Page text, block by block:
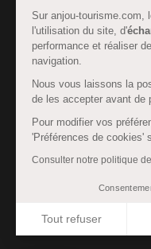
Sur anjou-tourisme.com,
l'utilisation du site, d'
performance et réaliser
navigation.
Nous vous laissons la
de les accepter avant de
Pour modifier vos
'Préférences de cookies'
Consulter notre politique
Tout refuser